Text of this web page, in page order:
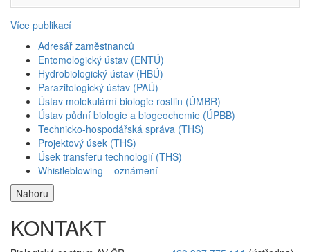
Více publikací
Adresář zaměstnanců
Entomologický ústav (ENTÚ)
Hydrobiologický ústav (HBÚ)
Parazitologický ústav (PAÚ)
Ústav molekulární biologie rostlin (ÚMBR)
Ústav půdní biologie a biogeochemie (ÚPBB)
Technicko-hospodářská správa (THS)
Projektový úsek (THS)
Úsek transferu technologií (THS)
Whistleblowing – oznámení
Nahoru
KONTAKT